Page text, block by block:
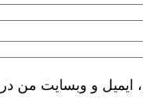
ایمیل و وبسایت من